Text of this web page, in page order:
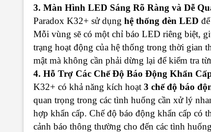
3. Màn Hình LED Sáng Rõ Ràng và Dễ
Paradox K32+ sử dụng hệ thống đèn LED
Mỗi vùng sẽ có một chỉ báo LED riêng biệt,
trạng hoạt động của hệ thống trong thời gian
mật mà không cần phải dừng lại để kiểm tra
4. Hỗ Trợ Các Chế Độ Báo Động Khẩn
K32+ có khả năng kích hoạt 3 chế độ báo
quan trọng trong các tình huống cần xử lý
hợp khẩn cấp. Chế độ báo động khẩn cấp có
cảnh báo thông thường cho đến các tình